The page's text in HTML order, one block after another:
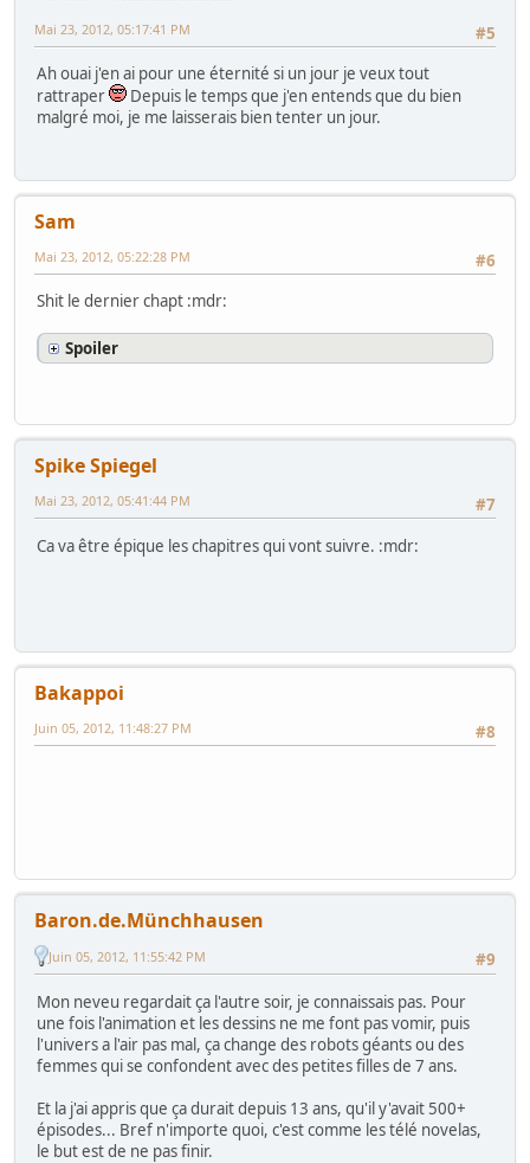
#5
Mai 23, 2012, 05:17:41 PM
Ah ouai j'en ai pour une éternité si un jour je veux tout
rattraper
Depuis le temps que j'en entends que du bien
malgré moi, je me laisserais bien tenter un jour.
Sam
#6
Mai 23, 2012, 05:22:28 PM
Shit le dernier chapt :mdr:
Spoiler
Spike Spiegel
#7
Mai 23, 2012, 05:41:44 PM
Ca va être épique les chapitres qui vont suivre. :mdr:
Bakappoi
#8
Juin 05, 2012, 11:48:27 PM
Baron.de.Münchhausen
#9
Juin 05, 2012, 11:55:42 PM
Mon neveu regardait ça l'autre soir, je connaissais pas. Pour
une fois l'animation et les dessins ne me font pas vomir, puis
l'univers a l'air pas mal, ça change des robots géants ou des
femmes qui se confondent avec des petites filles de 7 ans.
Et la j'ai appris que ça durait depuis 13 ans, qu'il y'avait 500+
épisodes... Bref n'importe quoi, c'est comme les télé novelas,
le but est de ne pas finir.